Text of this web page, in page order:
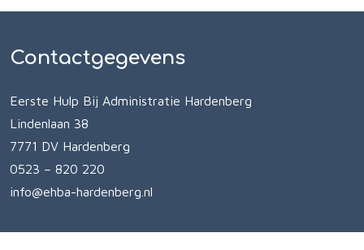
Contactgegevens
Eerste Hulp Bij Administratie Hardenberg
Lindenlaan 38
7771 DV Hardenberg
0523 – 820 220
info@ehba-hardenberg.nl